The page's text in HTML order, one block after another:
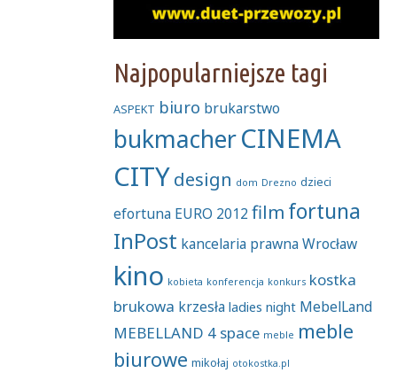
Najpopularniejsze tagi
ASPEKT biuro brukarstwo
bukmacherCINEMA
CITYdesign dom Drezno dzieci
efortuna EURO 2012film fortuna
InPost kancelaria prawna Wrocław
kino kobieta konferencja konkurs kostka
brukowa krzesła ladies night MebelLand
MEBELLAND 4 space meble meble
biurowe mikołaj otokostka.pl